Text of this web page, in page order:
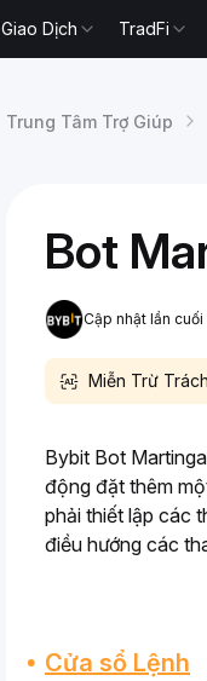
Giao Dịch TradFi
Trung Tâm Trợ Giúp
Bot
Cập nhật lần
Miễn Trừ
Bybit Bot
động đặt thêm
phải thiết lập các
điều hướng các
Cửa sổ Lệnh